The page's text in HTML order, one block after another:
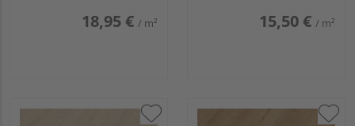
18,95 € / m² 15,50 € / m²